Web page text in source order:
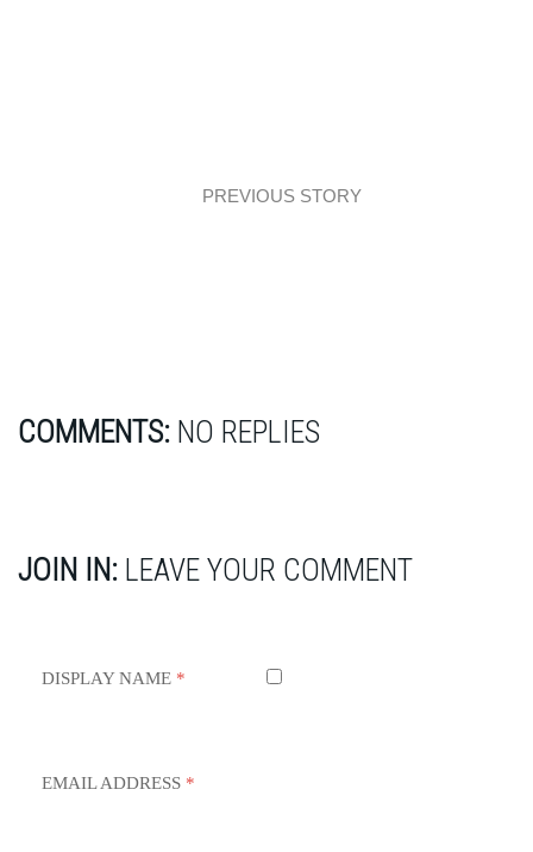
PREVIOUS STORY
COMMENTS: NO REPLIES
JOIN IN: LEAVE YOUR COMMENT
DISPLAY NAME *
EMAIL ADDRESS *